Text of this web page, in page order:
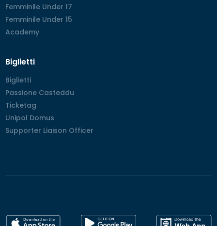
Femminile Under 17
Femminile Under 17
Femminile Under 15
Femminile Under 15
Academy
Academy
Biglietti
Biglietti
Biglietti
Passione Casteddu
Passione Casteddu
Ticketag
Ticketag
Unipol Domus
Unipol Domus
Supporter Liaison Officer
Supporter Liaison Officer